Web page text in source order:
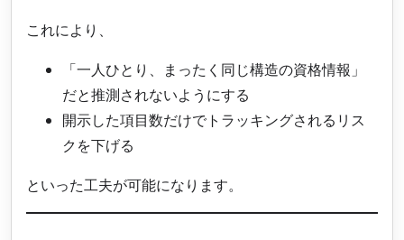
これにより、
「一人ひとり、まったく同じ構造の資格情報」
だと推測されないようにする
開示した項目数だけでトラッキングされるリス
クを下げる
といった工夫が可能になります。